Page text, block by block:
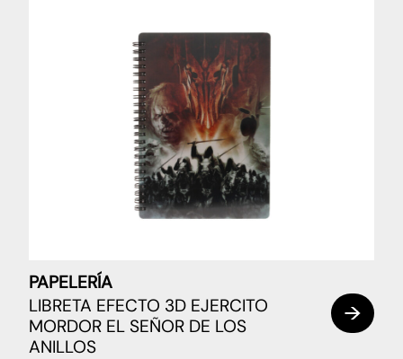
PAPELERÍA
LIBRETA EFECTO 3D EJERCITO
MORDOR EL SEÑOR DE LOS
ANILLOS